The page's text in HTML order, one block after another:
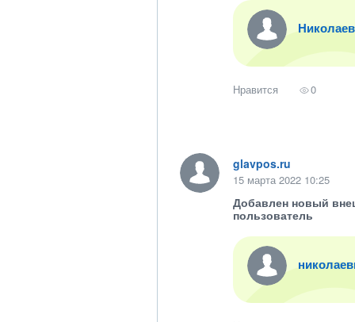
Нравится 0
glavpos.ru
15 марта 2022 10:25
Добавлен новый
пользователь